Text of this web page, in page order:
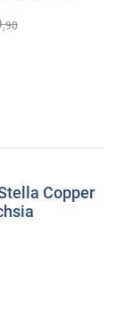
,90
Copper